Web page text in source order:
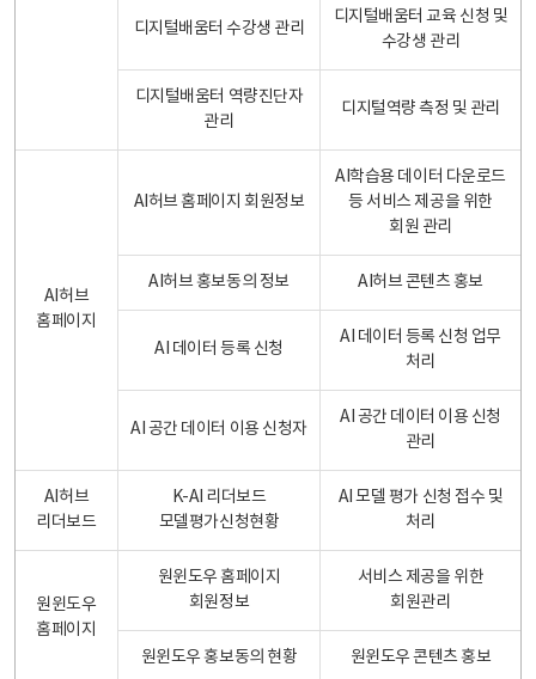
디지털배움터 수강생 관리
디지털배움터 교육 신청 및
수강생 관리
디지털배움터 역량진단자
관리
디지털역량 측정 및 관리
AI허브
홈페이지
AI허브 홈페이지 회원정보
AI학습용 데이터 다운로드
등 서비스 제공을 위한
회원 관리
AI허브 홍보동의 정보 AI허브 콘텐츠 홍보
AI 데이터 등록 신청
AI 데이터 등록 신청 업무
처리
AI 공간 데이터 이용 신청자
AI 공간 데이터 이용 신청
관리
AI허브
리더보드
K-AI 리더보드
모델평가신청현황
AI 모델 평가 신청 접수 및
처리
원윈도우
홈페이지
원윈도우 홈페이지
회원정보
서비스 제공을 위한
회원관리
원윈도우 홍보동의 현황 원윈도우 콘텐츠 홍보